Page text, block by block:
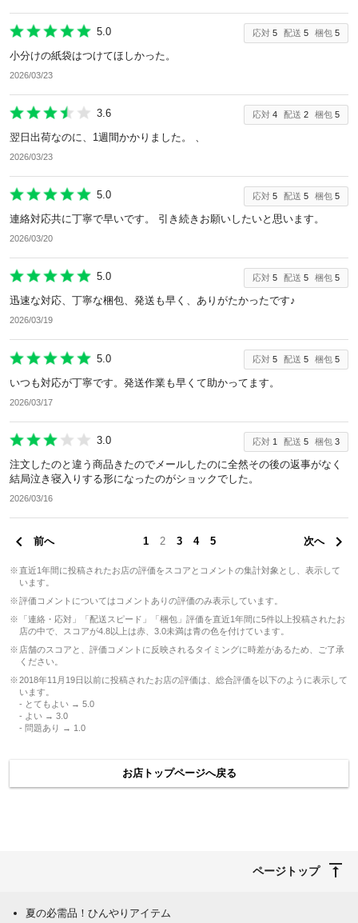
5.0 応対 5 配送 5 梱包 5
小分けの紙袋はつけてほしかった。
2026/03/23
3.6 応対 4 配送 2 梱包 5
翌日出荷なのに、1週間かかりました。 、
2026/03/23
5.0 応対 5 配送 5 梱包 5
連絡対応共に丁寧で早いです。 引き続きお願いしたいと思います。
2026/03/20
5.0 応対 5 配送 5 梱包 5
迅速な対応、丁寧な梱包、発送も早く、ありがたかったです♪
2026/03/19
5.0 応対 5 配送 5 梱包 5
いつも対応が丁寧です。発送作業も早くて助かってます。
2026/03/17
3.0 応対 1 配送 5 梱包 3
注文したのと違う商品きたのでメールしたのに全然その後の返事がなく
結局泣き寝入りする形になったのがショックでした。
2026/03/16
前へ 1 2 3 4 5 次へ
直近1年間に投稿されたお店の評価をスコアとコメントの集計対象とし、表示して
います。
評価コメントについてはコメントありの評価のみ表示しています。
「連絡・応対」「配送スピード」「梱包」評価を直近1年間に5件以上投稿されたお
店の中で、スコアが4.8以上は赤、3.0未満は青の色を付けています。
店舗のスコアと、評価コメントに反映されるタイミングに時差があるため、ご了承
ください。
2018年11月19日以前に投稿されたお店の評価は、総合評価を以下のように表示して
います。
- とてもよい → 5.0
- よい → 3.0
- 問題あり → 1.0
お店トップページへ戻る
ページトップ
夏の必需品！ひんやりアイテム